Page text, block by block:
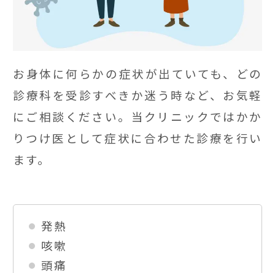
お身体に何らかの症状が出ていても、どの
診療科を受診すべきか迷う時など、お気軽
にご相談ください。当クリニックではかか
りつけ医として症状に合わせた診療を行い
ます。
発熱
咳嗽
頭痛